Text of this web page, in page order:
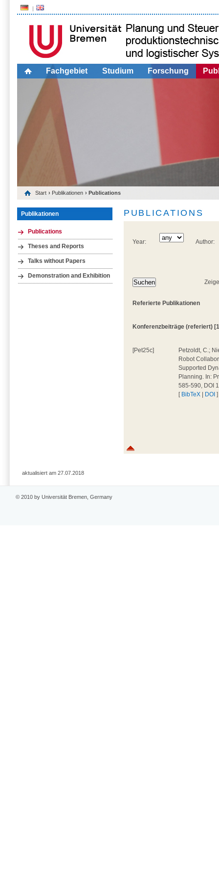
Fachgebiet Studium Forschung
Start › Publikationen › Publications
Publikationen
Publications
Theses and Reports
Talks without Papers
Demonstration and Exhibition
PUBLICATIONS
Year: Author:
Referierte Publikationen
Konferenzbeiträge (referiert)
[Pet25c]
Petzoldt, C.;
Robot
Supported
Planning. In:
585-590, DOI
[ BibTeX | DOI ]
aktualisiert am 27.07.2018
© 2010 by Universität Bremen, Germany